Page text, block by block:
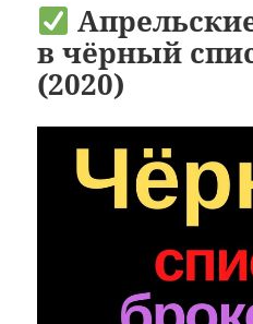
в чёрный
(2020)